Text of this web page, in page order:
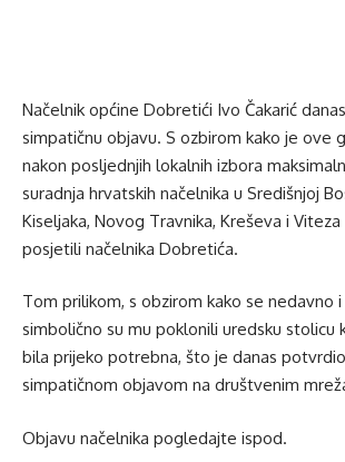
Načelnik općine Dobretići Ivo Čakarić
simpatičnu objavu. S ozbirom kako je ove
nakon posljednjih lokalnih izbora
suradnja hrvatskih načelnika u Središnjoj
Kiseljaka, Novog Travnika, Kreševa i
posjetili načelnika Dobretića.
Tom prilikom, s obzirom kako se nedavno i
simbolično su mu poklonili uredsku stolicu
bila prijeko potrebna, što je danas potvrdio
simpatičnom objavom na društvenim
Objavu načelnika pogledajte ispod.